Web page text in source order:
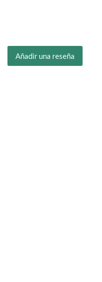
Añadir una reseña